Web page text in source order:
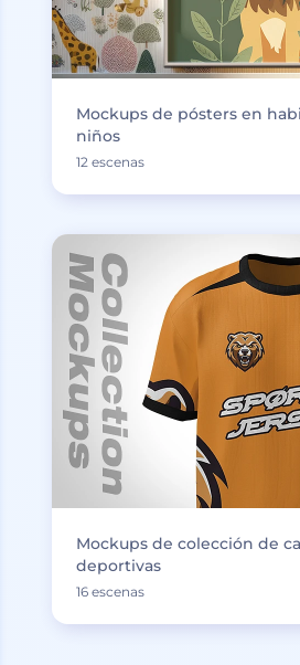
Mockups de pósters en
niños
12 escenas
Mockups de colección de
deportivas
16 escenas